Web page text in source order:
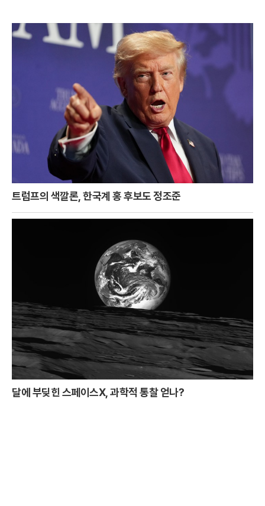
트럼프의 색깔론, 한국계 홍 후보도 정조준
달에 부딪힌 스페이스X, 과학적 통찰 얻나?